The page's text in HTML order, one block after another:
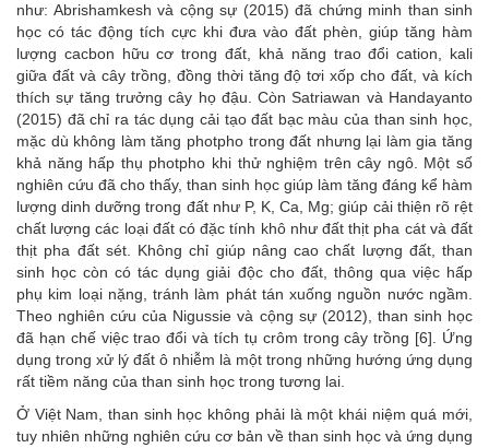
như: Abrishamkesh và cộng sự (2015) đã chứng minh than sinh
học có tác động tích cực khi đưa vào đất phèn, giúp tăng hàm
lượng cacbon hữu cơ trong đất, khả năng trao đổi cation, kali
giữa đất và cây trồng, đồng thời tăng độ tơi xốp cho đất, và kích
thích sự tăng trưởng cây họ đậu. Còn Satriawan và Handayanto
(2015) đã chỉ ra tác dụng cải tạo đất bạc màu của than sinh học,
mặc dù không làm tăng photpho trong đất nhưng lại làm gia tăng
khả năng hấp thụ photpho khi thử nghiệm trên cây ngô. Một số
nghiên cứu đã cho thấy, than sinh học giúp làm tăng đáng kể hàm
lượng dinh dưỡng trong đất như P, K, Ca, Mg; giúp cải thiện rõ rệt
chất lượng các loại đất có đặc tính khô như đất thịt pha cát và đất
thịt pha đất sét. Không chỉ giúp nâng cao chất lượng đất, than
sinh học còn có tác dụng giải độc cho đất, thông qua việc hấp
phụ kim loại nặng, tránh làm phát tán xuống nguồn nước ngầm.
Theo nghiên cứu của Nigussie và cộng sự (2012), than sinh học
đã hạn chế việc trao đổi và tích tụ crôm trong cây trồng [6]. Ứng
dụng trong xử lý đất ô nhiễm là một trong những hướng ứng dụng
rất tiềm năng của than sinh học trong tương lai.
Ở Việt Nam, than sinh học không phải là một khái niệm quá mới,
tuy nhiên những nghiên cứu cơ bản về than sinh học và ứng dụng